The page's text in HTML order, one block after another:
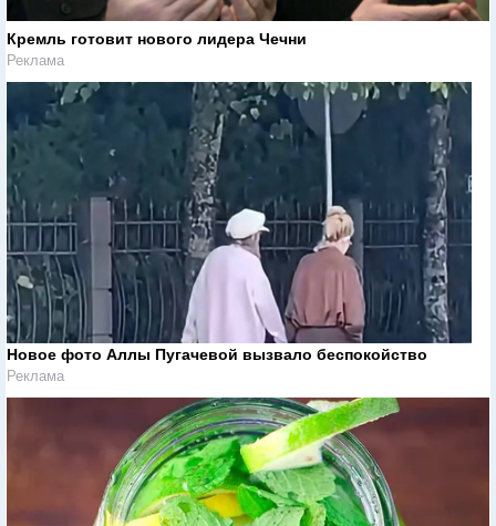
Кремль готовит нового лидера Чечни
Реклама
Новое фото Аллы Пугачевой вызвало беспокойство
Реклама